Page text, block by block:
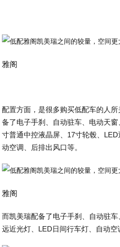
雅阁
配置方面，是很多购买低配车的人
备了电子手刹、自动驻车、电动天
寸普通中控液晶屏、17寸轮毂、
动空调、后排出风口等。
雅阁
而凯美瑞配备了电子手刹、自动驻
远近光灯、LED日间行车灯、自动空